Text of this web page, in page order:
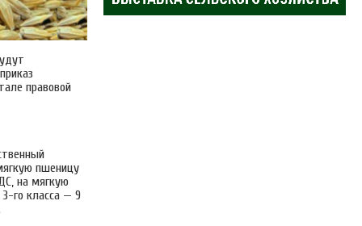
правовой
пшеницу
на мягкую
го класса — 9